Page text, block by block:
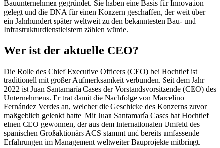
Bauunternehmen gegründet. Sie haben eine Basis für Innovation
gelegt und die DNA für einen Konzern geschaffen, der weit über
ein Jahrhundert später weltweit zu den bekanntesten Bau- und
Infrastrukturdienstleistern zählen würde.
Wer ist der aktuelle CEO?
Die Rolle des Chief Executive Officers (CEO) bei Hochtief ist
traditionell mit großer Aufmerksamkeit verbunden. Seit dem Jahr
2022 ist Juan Santamaría Cases der Vorstandsvorsitzende (CEO) des
Unternehmens. Er trat damit die Nachfolge von Marcelino
Fernández Verdes an, welcher die Geschicke des Konzerns zuvor
maßgeblich gelenkt hatte. Mit Juan Santamaría Cases hat Hochtief
einen CEO gewonnen, der aus dem internationalen Umfeld des
spanischen Großaktionärs ACS stammt und bereits umfassende
Erfahrungen im Management weltweiter Bauprojekte mitbringt.